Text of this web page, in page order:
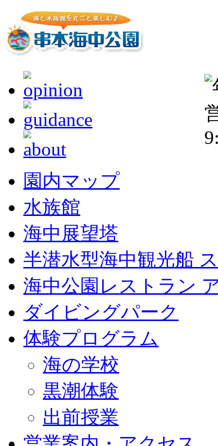
園内マップ
水族館
海中展望塔
半潜水型海中観光船
海中公園レストラン
ダイビングパーク
体験プログラム
海の学校
黒潮体験
出前授業